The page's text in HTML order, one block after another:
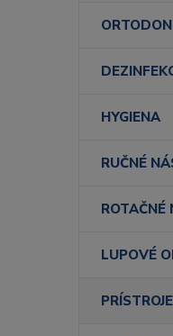
HYGIENA
RUČNÉ
ROTAČNÉ
LUPOVÉ
PRÍSTROJE